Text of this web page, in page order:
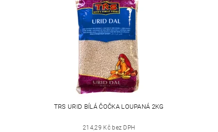
TRS URID BÍLÁ ČOČKA LOUPANÁ 2KG
214,29 Kč bez DPH